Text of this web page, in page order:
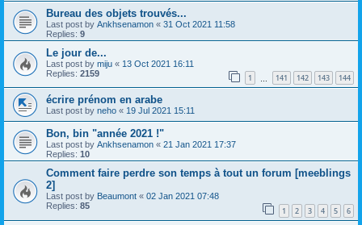
Bureau des objets trouvés...
Last post by Ankhsenamon « 31 Oct 2021 11:58
Replies: 9
Le jour de...
Last post by miju « 13 Oct 2021 16:11
Replies: 2159 1 141 142 143 144
écrire prénom en arabe
Last post by neho « 19 Jul 2021 15:11
Bon, bin "année 2021 !"
Last post by Ankhsenamon « 21 Jan 2021 17:37
Replies: 10
Comment faire perdre son temps à tout un forum [meeblings
2]
Last post by Beaumont « 02 Jan 2021 07:48
Replies: 85 1 2 3 4 5 6